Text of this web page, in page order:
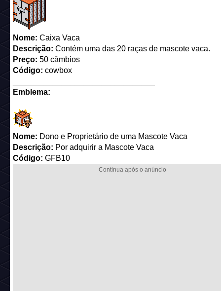
Nome: Caixa Vaca
Descrição: Contém uma das 20 raças de mascote vaca.
Preço: 50 câmbios
Código: cowbox
Emblema:
Nome: Dono e Proprietário de uma Mascote Vaca
Descrição: Por adquirir a Mascote Vaca
Código: GFB10